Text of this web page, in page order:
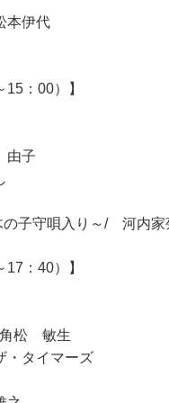
伊代
：00）】
子
子守唄入り～/ 河内家
：40）】
松 敏生
タイマーズ